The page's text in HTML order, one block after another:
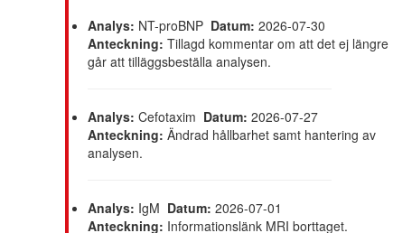
Analys: NT-proBNP Datum: 2026-07-30
Anteckning: Tillagd kommentar om att det ej längre
går att tilläggsbeställa analysen.
Analys: Cefotaxim Datum: 2026-07-27
Anteckning: Ändrad hållbarhet samt hantering av
analysen.
Analys: IgM Datum: 2026-07-01
Anteckning: Informationslänk MRI borttaget.